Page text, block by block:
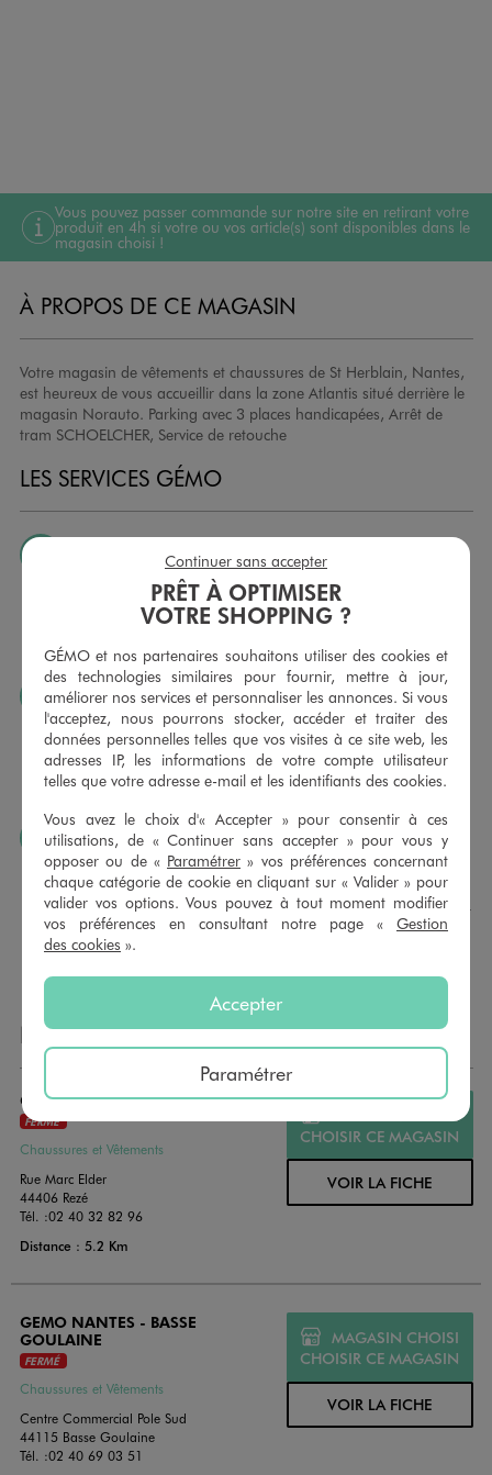
Vous pouvez passer commande sur notre site en retirant votre
produit en 4h si votre ou vos article(s) sont disponibles dans le
magasin choisi !
À PROPOS DE CE MAGASIN
Votre magasin de vêtements et chaussures de St Herblain, Nantes,
est heureux de vous accueillir dans la zone Atlantis situé derrière le
magasin Norauto. Parking avec 3 places handicapées, Arrêt de
tram SCHOELCHER, Service de retouche
LES SERVICES GÉMO
JE PEUX CHANGER D’AVIS
Nous échangeons et vous proposons un avoir ou un
remboursement pour tout article non porté, non retouché,
sous 30 jours, sur simple présentation du ticket de caisse,
dans tous les magasins GÉMO.
JE PEUX FAIRE RETOUCHER MES ARTICLES
Ourlets, ceintures… vous avez la possibilité de faire
retoucher vos articles textiles dans nos magasins. Les tarifs
sont à votre disposition sur simple demande. Voir
conditions en magasins.
J’AIME FAIRE PLAISIR
Nous vous proposons des cartes cadeaux GÉMO d’un
montant au choix entre 10€ et 150€. Les cartes cadeau
GÉMO sont valables 1 an, utilisables en plusieurs fois, pour
payer vos achats en magasin. Offrez vos cartes cadeau
dans de jolies enveloppes pour toutes les occasions.
NOS AUTRES MAGASINS
GEMO NANTES - REZE
FERMÉ
Chaussures et Vêtements
Rue Marc Elder
44406 Rezé
Tél. :02 40 32 82 96
Distance : 5.2 Km
CHOISIR CE MAGASIN
VOIR LA FICHE
GEMO NANTES - BASSE
GOULAINE
FERMÉ
Chaussures et Vêtements
Centre Commercial Pole Sud
44115 Basse Goulaine
Tél. :02 40 69 03 51
MAGASIN CHOISI
CHOISIR CE MAGASIN
VOIR LA FICHE
PRÊT À OPTIMISER
VOTRE SHOPPING ?
GÉMO et nos partenaires souhaitons utiliser des cookies et
des technologies similaires pour fournir, mettre à jour,
améliorer nos services et personnaliser les annonces. Si vous
l'acceptez, nous pourrons stocker, accéder et traiter des
données personnelles telles que vos visites à ce site web, les
adresses IP, les informations de votre compte utilisateur
telles que votre adresse e-mail et les identifiants des cookies.
Vous avez le choix d'« Accepter » pour consentir à ces
utilisations, de « Continuer sans accepter » pour vous y
opposer ou de « Paramétrer » vos préférences concernant
chaque catégorie de cookie en cliquant sur « Valider » pour
valider vos options. Vous pouvez à tout moment modifier
vos préférences en consultant notre page « Gestion
des cookies ».
Accepter
Paramétrer
Continuer sans accepter